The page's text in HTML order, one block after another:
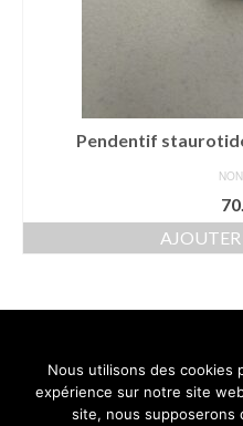
Pendentif
Contact
Politique de confidentialité
Nous utilisons des cookies
expérience sur notre site
site, nous supposerons